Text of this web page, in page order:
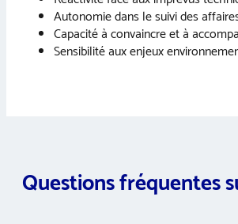
Autonomie dans le suivi des
Capacité à convaincre et à
Sensibilité aux enjeux
Questions fréquentes